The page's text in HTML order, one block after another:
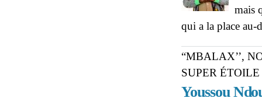
mais
qui a la place au-
“MBALAX’’,
SUPER ÉTOILE
Youssou